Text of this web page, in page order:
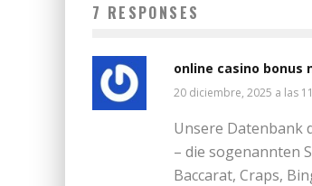
7 RESPONSES
online casino bonus
20 diciembre, 2025 a las
Unsere Datenbank
– die sogenannten
Baccarat, Craps,